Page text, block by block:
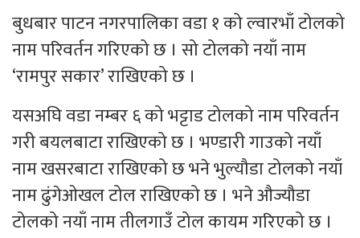
बुधबार पाटन नगरपालिका वडा १ को ल्वारभाँ टोलको
नाम परिवर्तन गरिएको छ । सो टोलको नयाँ नाम
‘रामपुर सकार’ राखिएको छ ।
यसअघि वडा नम्बर ६ को भट्टाड टोलको नाम परिवर्तन
गरी बयलबाटा राखिएको छ । भण्डारी गाउको नयाँ
नाम खसरबाटा राखिएको छ भने भुल्यौडा टोलको नयाँ
नाम ढुंगेओखल टोल राखिएको छ । भने औज्यौडा
टोलको नयाँ नाम तीलगाउँ टोल कायम गरिएको छ ।